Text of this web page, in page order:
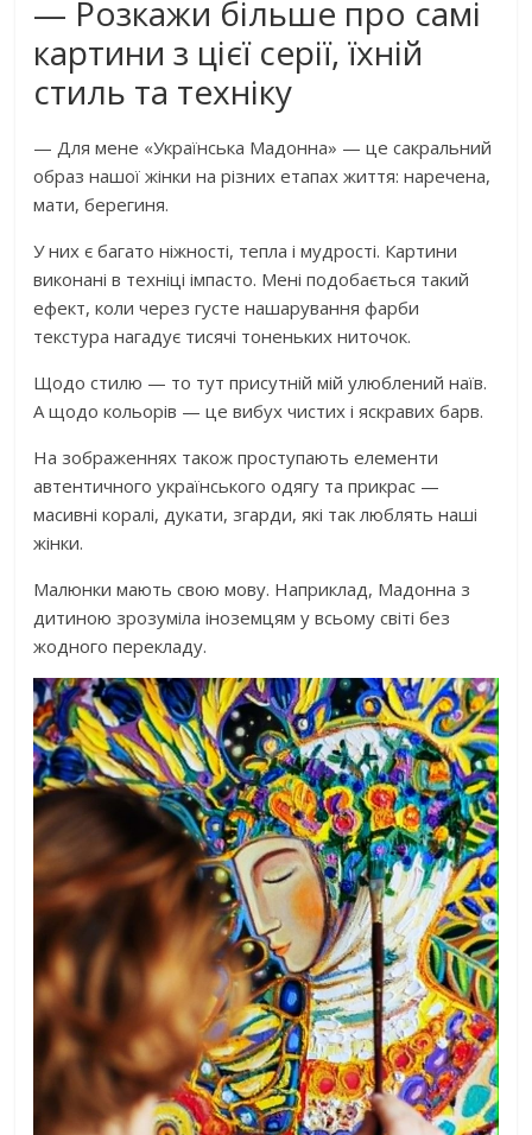
— Розкажи більше про самі
картини з цієї серії, їхній
стиль та техніку
— Для мене «Українська Мадонна» — це сакральний
образ нашої жінки на різних етапах життя: наречена,
мати, берегиня.
У них є багато ніжності, тепла і мудрості. Картини
виконані в техніці імпасто. Мені подобається такий
ефект, коли через густе нашарування фарби
текстура нагадує тисячі тоненьких ниточок.
Щодо стилю — то тут присутній мій улюблений наїв.
А щодо кольорів — це вибух чистих і яскравих барв.
На зображеннях також проступають елементи
автентичного українського одягу та прикрас —
масивні коралі, дукати, згарди, які так люблять наші
жінки.
Малюнки мають свою мову. Наприклад, Мадонна з
дитиною зрозуміла іноземцям у всьому світі без
жодного перекладу.